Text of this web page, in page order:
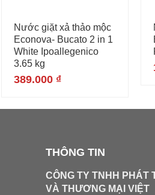
Nước giặt xả thảo mộc
Econova- Bucato 2 in 1
White Ipoallegenico
3.65 kg
389.000 ₫
THÔNG TIN
CÔNG TY TNHH PHÁT
VÀ THƯƠNG MẠI VIỆT